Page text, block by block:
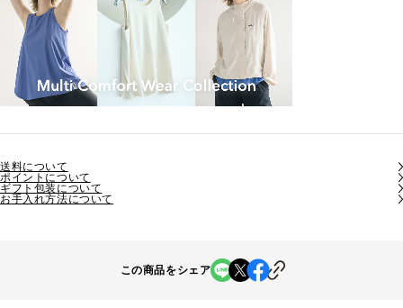
送料について
ポイントについて
ギフト包装について
お手入れ方法について
この商品をシェア